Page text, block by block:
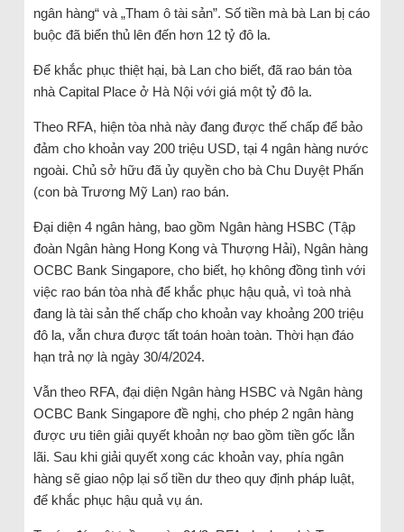
ngân hàng“ và „Tham ô tài sản”. Số tiền mà bà Lan bị cáo
buộc đã biển thủ lên đến hơn 12 tỷ đô la.
Để khắc phục thiệt hại, bà Lan cho biết, đã rao bán tòa
nhà Capital Place ở Hà Nội với giá một tỷ đô la.
Theo RFA, hiện tòa nhà này đang được thế chấp để bảo
đảm cho khoản vay 200 triệu USD, tại 4 ngân hàng nước
ngoài. Chủ sở hữu đã ủy quyền cho bà Chu Duyệt Phấn
(con bà Trương Mỹ Lan) rao bán.
Đại diện 4 ngân hàng, bao gồm Ngân hàng HSBC (Tập
đoàn Ngân hàng Hong Kong và Thượng Hải), Ngân hàng
OCBC Bank Singapore, cho biết, họ không đồng tình với
việc rao bán tòa nhà để khắc phục hậu quả, vì toà nhà
đang là tài sản thế chấp cho khoản vay khoảng 200 triệu
đô la, vẫn chưa được tất toán hoàn toàn. Thời hạn đáo
hạn trả nợ là ngày 30/4/2024.
Vẫn theo RFA, đại diện Ngân hàng HSBC và Ngân hàng
OCBC Bank Singapore đề nghị, cho phép 2 ngân hàng
được ưu tiên giải quyết khoản nợ bao gồm tiền gốc lẫn
lãi. Sau khi giải quyết xong các khoản vay, phía ngân
hàng sẽ giao nộp lại số tiền dư theo quy định pháp luật,
để khắc phục hậu quả vụ án.